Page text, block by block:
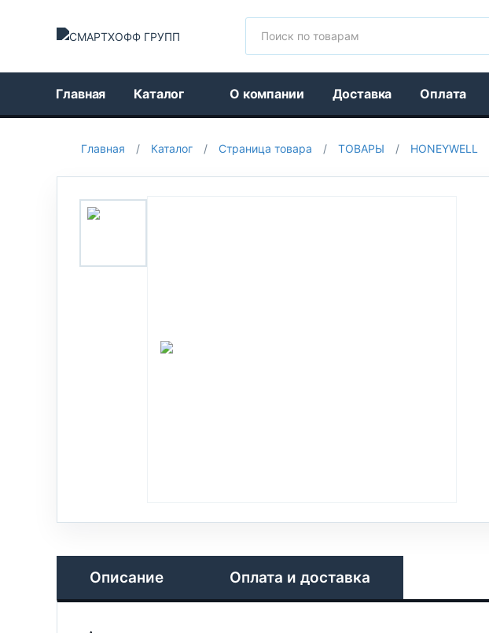
Главная Каталог О компании Доставка Оплата
Главная / Каталог / Страница товара / ТОВАРЫ / HONEYWELL
Описание Оплата и доставка